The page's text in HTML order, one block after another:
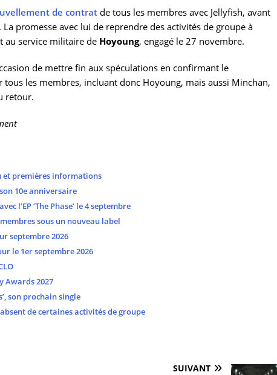
de contrat de tous les membres avec Jellyfish, avant
promesse avec lui de reprendre des activités de groupe à
au service militaire de Hoyoung, engagé le 27 novembre.
de mettre fin aux spéculations en confirmant le
les membres, incluant donc Hoyoung, mais aussi Minchan,
retour.
et premières informations
10e anniversaire
l’EP ‘The Phase’ le 4 septembre
sous un nouveau label
septembre 2026
le 1er septembre 2026
Awards 2027
son prochain single
absent de certaines activités de groupe
SUIVANT